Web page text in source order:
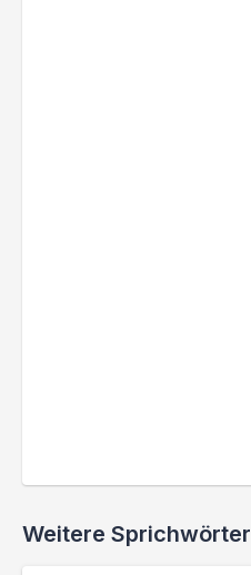
Weitere Sprichwörter